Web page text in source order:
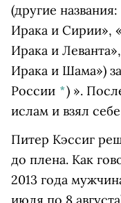
(другие
Ирака и Сирии»,
Ирака и
Ирака и Шама»)
России *) ».
ислам и взял
Питер Кэссиг
до плена. Как
2013 года